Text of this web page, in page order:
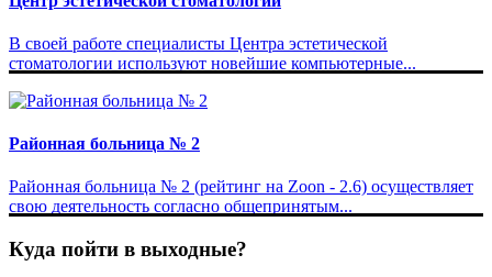
В своей работе специалисты Центра эстетической
стоматологии используют новейшие компьютерные...
Районная больница № 2
Районная больница № 2 (рейтинг на Zoon - 2.6) осуществляет
свою деятельность согласно общепринятым...
Куда пойти в выходные?